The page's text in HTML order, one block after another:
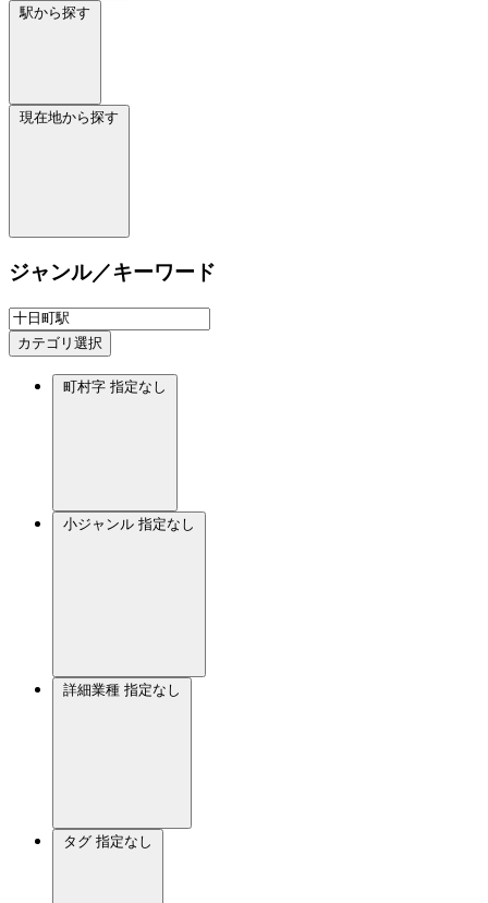
駅から探す
現在地から探す
ジャンル／キーワード
カテゴリ選択
町村字 指定なし
小ジャンル 指定なし
詳細業種 指定なし
タグ 指定なし